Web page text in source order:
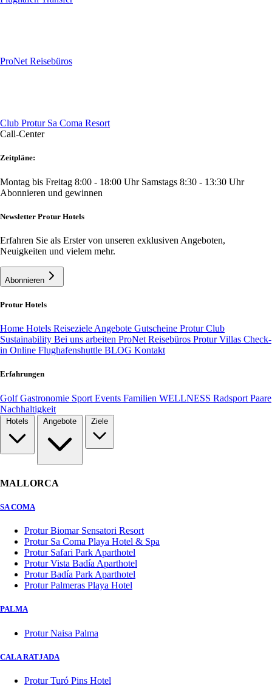
ProNet Reisebüros
Club Protur Sa Coma Resort
Call-Center
Zeitpläne:
Montag bis Freitag 8:00 - 18:00 Uhr Samstags 8:30 - 13:30 Uhr
Abonnieren und gewinnen
Newsletter Protur Hotels
Erfahren Sie als Erster von unseren exklusiven Angeboten,
Neuigkeiten und vielem mehr.
Abonnieren
Protur Hotels
Home Hotels Reiseziele Angebote Gutscheine Protur Club
Sustainability Bei uns arbeiten ProNet Reisebüros Protur Villas Check-
in Online Flughafenshuttle BLOG Kontakt
Erfahrungen
GolfGastronomie Sport Events Familien WELLNESS Radsport Paare
Nachhaltigkeit
MALLORCA
SA COMA
Protur Biomar Sensatori Resort
Protur Sa Coma Playa Hotel & Spa
Protur Safari Park Aparthotel
Protur Vista Badía Aparthotel
Protur Badía Park Aparthotel
Protur Palmeras Playa Hotel
PALMA
Protur Naisa Palma
CALA RATJADA
Protur Turó Pins Hotel